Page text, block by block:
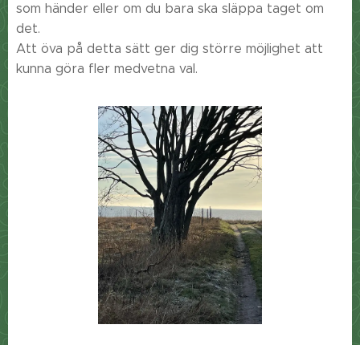
som händer eller om du bara ska släppa taget om
det.
Att öva på detta sätt ger dig större möjlighet att
kunna göra fler medvetna val.